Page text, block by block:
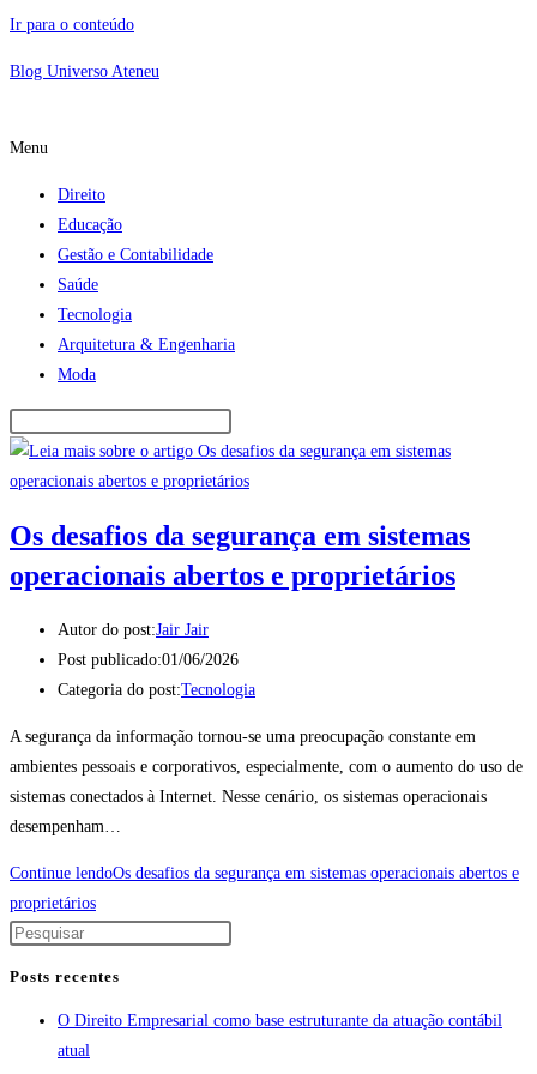
Ir para o conteúdo
Blog Universo Ateneu
Menu
Direito
Educação
Gestão e Contabilidade
Saúde
Tecnologia
Arquitetura & Engenharia
Moda
Os desafios da segurança em sistemas
operacionais abertos e proprietários
Autor do post:Jair Jair
Post publicado:01/06/2026
Categoria do post:Tecnologia
A segurança da informação tornou-se uma preocupação constante em
ambientes pessoais e corporativos, especialmente, com o aumento do uso de
sistemas conectados à Internet. Nesse cenário, os sistemas operacionais
desempenham…
Continue lendoOs desafios da segurança em sistemas operacionais abertos e
proprietários
Posts recentes
O Direito Empresarial como base estruturante da atuação contábil
atual